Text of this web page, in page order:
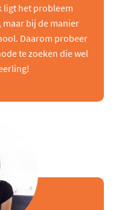
ligt het probleem
bij de manier
Daarom probeer
te zoeken die wel